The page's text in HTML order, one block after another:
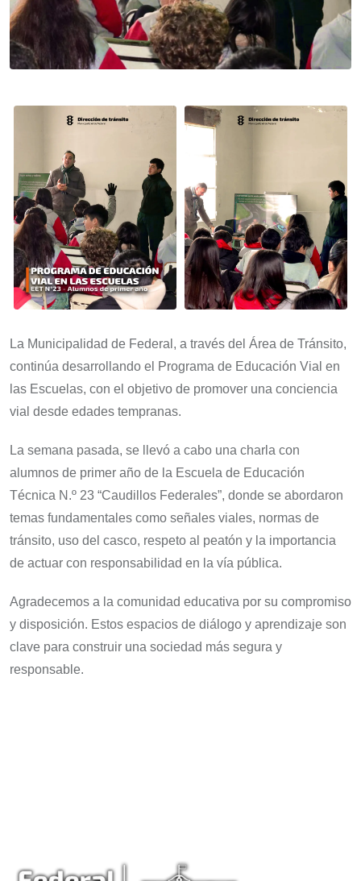
La Municipalidad de Federal, a través del Área de Tránsito,
continúa desarrollando el Programa de Educación Vial en
las Escuelas, con el objetivo de promover una conciencia
vial desde edades tempranas.
La semana pasada, se llevó a cabo una charla con
alumnos de primer año de la Escuela de Educación
Técnica N.º 23 “Caudillos Federales”, donde se abordaron
temas fundamentales como señales viales, normas de
tránsito, uso del casco, respeto al peatón y la importancia
de actuar con responsabilidad en la vía pública.
Agradecemos a la comunidad educativa por su compromiso
y disposición. Estos espacios de diálogo y aprendizaje son
clave para construir una sociedad más segura y
responsable.